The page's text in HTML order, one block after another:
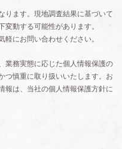
ります。現地調査結果に基づいて
動する可能性があります。
にお問い合わせください。
業務実態に応じた個人情報保護の
つ慎重に取り扱いいたします。お
報は、当社の個人情報保護方針に